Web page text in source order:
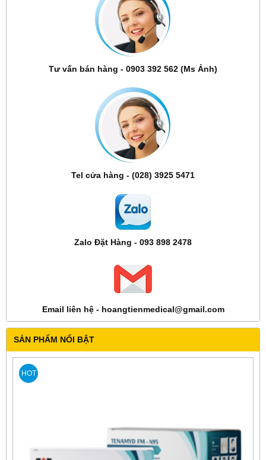
Tư vấn bán hàng - 0903 392 562 (Ms Ảnh)
Tel cửa hàng - (028) 3925 5471
Zalo Đặt Hàng - 093 898 2478
Email liên hệ - hoangtienmedical@gmail.com
SẢN PHẨM NỔI BẬT
HOT